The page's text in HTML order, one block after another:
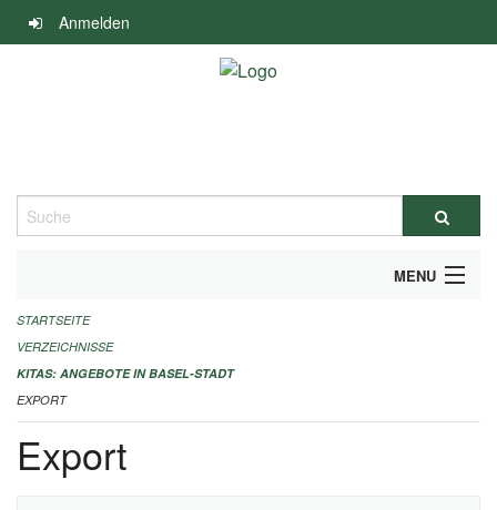
Navigation
überspringen
Anmelden
Suche
MENU
ALLGEMEINE INFORMATIONEN
IMPRESSUM
STARTSEITE
VERZEICHNISSE
KITAS: ANGEBOTE IN BASEL-STADT
EXPORT
Export